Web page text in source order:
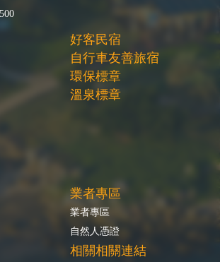
好客民宿
自行車友善旅宿
環保標章
溫泉標章
業者專區
業者專區
自然人憑證
相關相關連結